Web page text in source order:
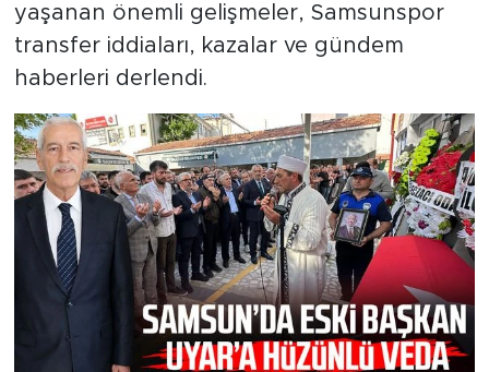
yaşanan önemli gelişmeler, Samsunspor
transfer iddiaları, kazalar ve gündem
haberleri derlendi.